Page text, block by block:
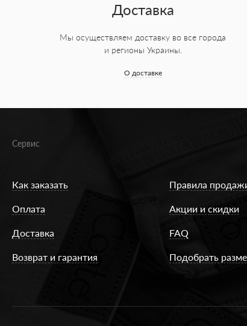
Доставка
Мы осуществляем доставку во все города
и регионы Украины.
О доставке
Сервис
Как заказать
Оплата
Доставка
Возврат и гарантия
Правила
Акции и скидки
FAQ
Подобрать